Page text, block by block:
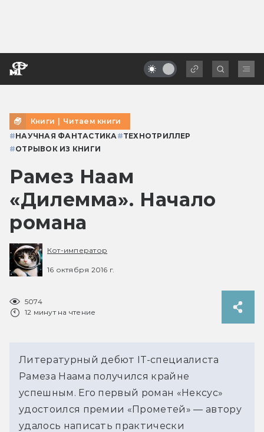
Книги | Читаем книги
#НАУЧНАЯ ФАНТАСТИКА #ТЕХНОТРИЛЛЕР
#ОТРЫВОК ИЗ КНИГИ
Рамез Наам
«Дилемма». Начало
романа
Кот-император
16 октября 2016 г.
5074
12 минут на чтение
Литературный дебют IT-специалиста
Рамеза Наама получился крайне
успешным. Его первый роман «Нексус»
удостоился премии «Прометей» — автору
удалось написать практически